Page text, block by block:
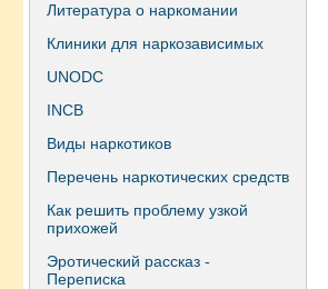
Литература о наркомании
Клиники для наркозависимых
UNODC
INCB
Виды наркотиков
Перечень наркотических средств
Как решить проблему узкой
прихожей
Эротический рассказ -
Переписка